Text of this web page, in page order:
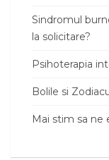
Sindromul
la solicitare?
Psihoterapia
Bolile si
Mai stim sa ne